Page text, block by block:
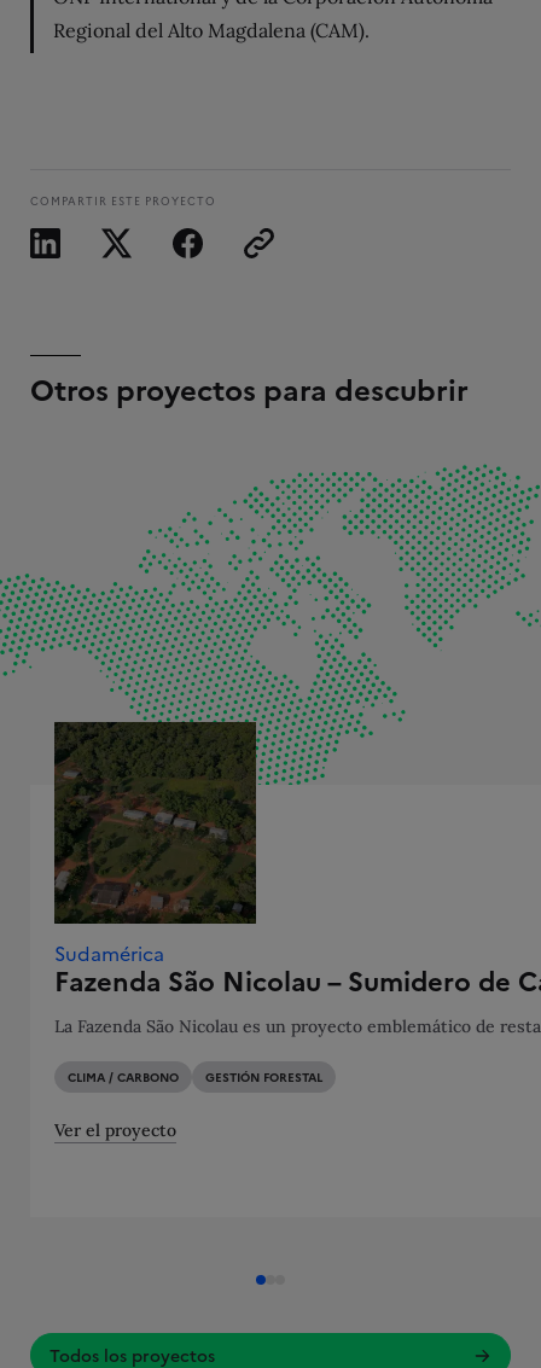
Regional del Alto Magdalena (CAM).
COMPARTIR ESTE PROYECTO
Otros proyectos para descubrir
Sudamérica
Fazenda São Nicolau – Sumidero de
La Fazenda São Nicolau es un proyecto emblemático de
CLIMA / CARBONO GESTIÓN FORESTAL
Ver el proyecto
Todos los proyectos